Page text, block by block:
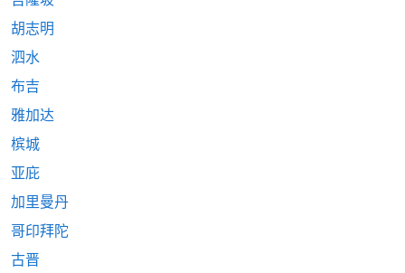
胡志明
泗水
布吉
雅加达
槟城
亚庇
加里曼丹
哥印拜陀
古晋